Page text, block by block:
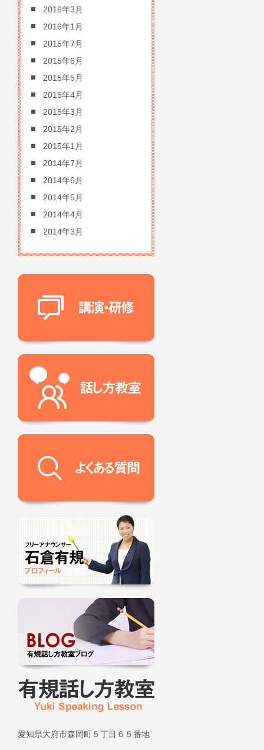
2016年3月
2016年1月
2015年7月
2015年6月
2015年5月
2015年4月
2015年3月
2015年2月
2015年1月
2014年7月
2014年6月
2014年5月
2014年4月
2014年3月
愛知県大府市森岡町５丁目６５番地